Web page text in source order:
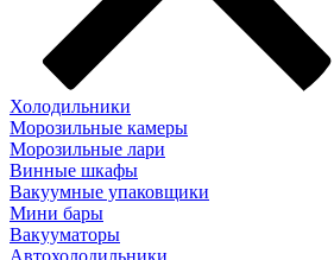
Холодильники
Морозильные камеры
Морозильные лари
Винные шкафы
Вакуумные упаковщики
Мини бары
Вакууматоры
Автохолодильники